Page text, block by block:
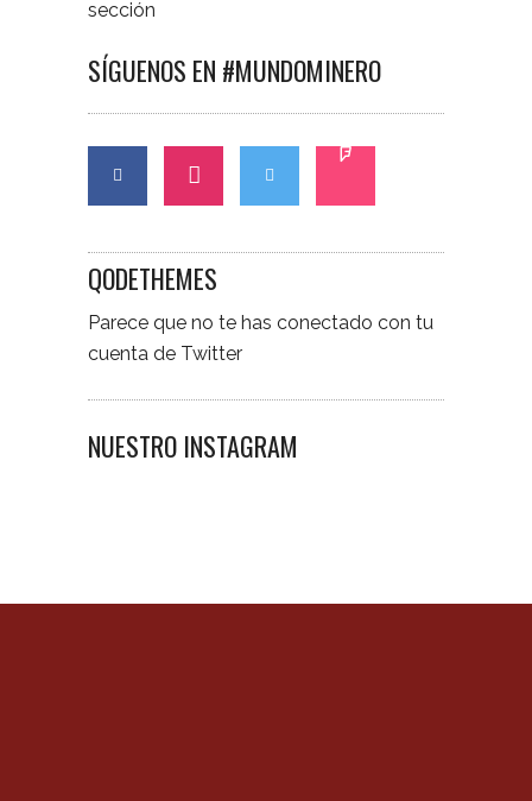
sección
SÍGUENOS EN #MUNDOMINERO
QODETHEMES
Parece que no te has conectado con tu
cuenta de Twitter
NUESTRO INSTAGRAM